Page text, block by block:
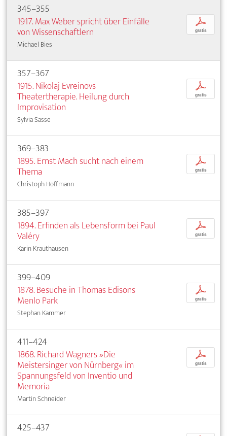
345–355
1917. Max Weber spricht über Einfälle
von Wissenschaftlern
Michael Bies
p
gratis
357–367
1915. Nikolaj Evreinovs
Theatertherapie. Heilung durch
Improvisation
Sylvia Sasse
p
gratis
369–383
1895. Ernst Mach sucht nach einem
Thema
Christoph Hoffmann
p
gratis
385–397
1894. Erfinden als Lebensform bei Paul
Valéry
Karin Krauthausen
p
gratis
399–409
1878. Besuche in Thomas Edisons
Menlo Park
Stephan Kammer
p
gratis
411–424
1868. Richard Wagners »Die
Meistersinger von Nürnberg« im
Spannungsfeld von Inventio und
Memoria
Martin Schneider
p
gratis
425–437